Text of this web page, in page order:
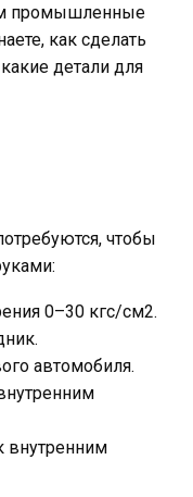
промышленные
как сделать
детали для
чтобы
0–30 кгс/см2.
автомобиля.
внутренним